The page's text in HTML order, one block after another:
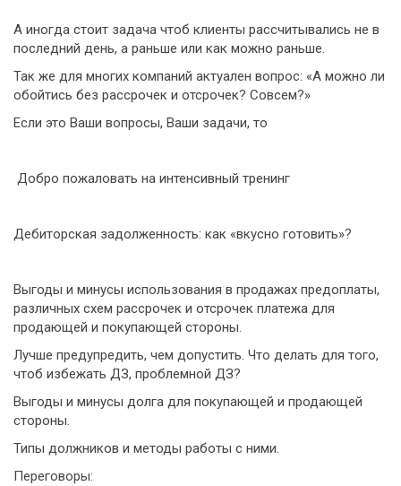
А иногда стоит задача чтоб клиенты рассчитывались не в
последний день, а раньше или как можно раньше.
Так же для многих компаний актуален вопрос: «А можно ли
обойтись без рассрочек и отсрочек? Совсем?»
Если это Ваши вопросы, Ваши задачи, то
Добро пожаловать на интенсивный тренинг
Дебиторская задолженность: как «вкусно готовить»?
Выгоды и минусы использования в продажах предоплаты,
различных схем рассрочек и отсрочек платежа для
продающей и покупающей стороны.
Лучше предупредить, чем допустить. Что делать для того,
чтоб избежать ДЗ, проблемной ДЗ?
Выгоды и минусы долга для покупающей и продающей
стороны.
Типы должников и методы работы с ними.
Переговоры: